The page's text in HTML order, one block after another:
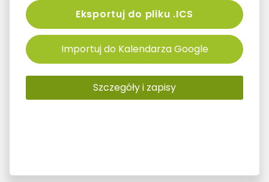
Eksportuj do pliku .ICS
Importuj do Kalendarza Google
Szczegóły i zapisy